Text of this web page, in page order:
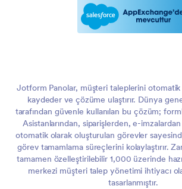
Jotform Panolar, müşteri taleplerini
kaydeder ve çözüme ulaştırır. Dünya
tarafından güvenle kullanılan bu çözüm;
Asistanlarından, siparişlerden, e-imzalardan
otomatik olarak oluşturulan görevler
görev tamamlama süreçlerini kolaylaştırır.
tamamen özelleştirilebilir 1,000 üzerinde
merkezi müşteri talep yönetimi ihtiyacı
tasarlanmıştır.